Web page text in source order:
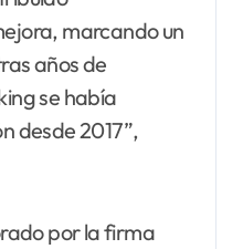
marcando un
años de
se había
desde 2017”,
por la firma